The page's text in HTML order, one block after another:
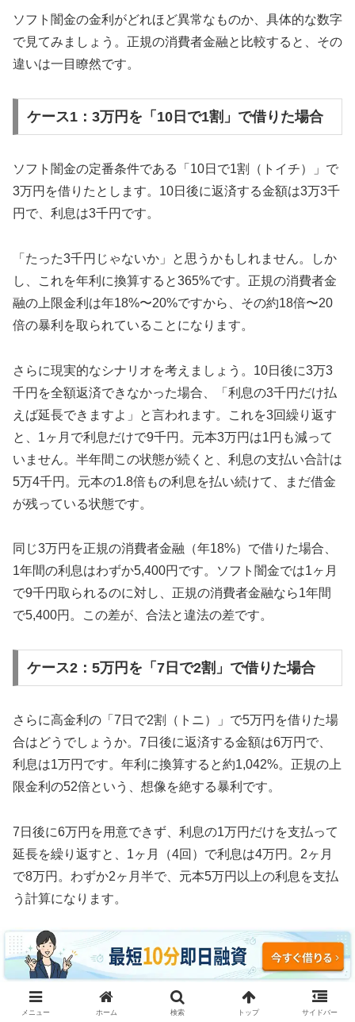
ソフト闇金の金利がどれほど異常なものか、具体的な数字
で見てみましょう。正規の消費者金融と比較すると、その
違いは一目瞭然です。
ケース1：3万円を「10日で1割」で借りた場合
ソフト闇金の定番条件である「10日で1割（トイチ）」で
3万円を借りたとします。10日後に返済する金額は3万3千
円で、利息は3千円です。
「たった3千円じゃないか」と思うかもしれません。しか
し、これを年利に換算すると365%です。正規の消費者金
融の上限金利は年18%〜20%ですから、その約18倍〜20
倍の暴利を取られていることになります。
さらに現実的なシナリオを考えましょう。10日後に3万3
千円を全額返済できなかった場合、「利息の3千円だけ払
えば延長できますよ」と言われます。これを3回繰り返す
と、1ヶ月で利息だけで9千円。元本3万円は1円も減って
いません。半年間この状態が続くと、利息の支払い合計は
5万4千円。元本の1.8倍もの利息を払い続けて、まだ借金
が残っている状態です。
同じ3万円を正規の消費者金融（年18%）で借りた場合、
1年間の利息はわずか5,400円です。ソフト闇金では1ヶ月
で9千円取られるのに対し、正規の消費者金融なら1年間
で5,400円。この差が、合法と違法の差です。
ケース2：5万円を「7日で2割」で借りた場合
さらに高金利の「7日で2割（トニ）」で5万円を借りた場
合はどうでしょうか。7日後に返済する金額は6万円で、
利息は1万円です。年利に換算すると約1,042%。正規の上
限金利の52倍という、想像を絶する暴利です。
7日後に6万円を用意できず、利息の1万円だけを支払って
延長を繰り返すと、1ヶ月（4回）で利息は4万円。2ヶ月
で8万円。わずか2ヶ月半で、元本5万円以上の利息を支払
う計算になります。
3ヶ月続けた場合、利息の支払い総額は約12万円。元本5
万円の2.4倍の利息を取られ、それでも借金は減っていま
せん。これがソフト闇金の実態です。
メニュー ホーム 検索 トップ サイドバー